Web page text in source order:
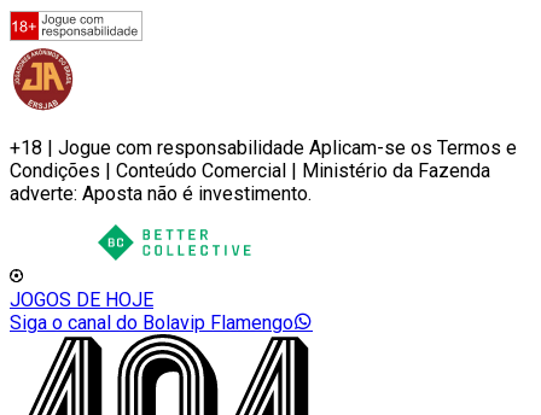
+18 | Jogue com responsabilidade Aplicam-se os Termos e
Condições | Conteúdo Comercial | Ministério da Fazenda
adverte: Aposta não é investimento.
JOGOS DE HOJE
Siga o canal do Bolavip Flamengo